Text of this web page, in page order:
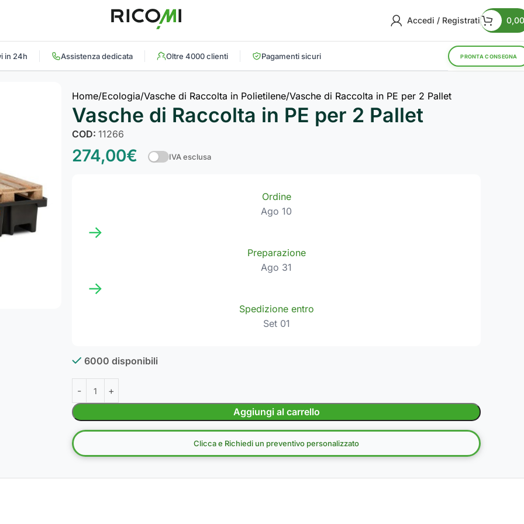
Accedi / Registrati 0,00
in 24h Assistenza dedicata Oltre 4000 clienti Pagamenti sicuri PRONTA CONSEGNA
Home Ecologia Vasche di Raccolta in Polietilene Vasche di Raccolta in PE per 2 Pallet
Vasche di Raccolta in PE per 2 Pallet
COD:11266
274,00€ IVA esclusa
Ordine
Ago 10
→
Preparazione
Ago 31
→
Spedizione entro
Set 01
6000 disponibili
Aggiungi al carrello
Clicca e Richiedi un preventivo personalizzato